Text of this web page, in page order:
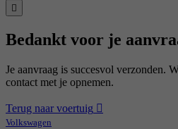
Bedankt voor je
Je aanvraag is succesvol verzonden.
contact met je opnemen.
Terug naar voertuig
Volkswagen